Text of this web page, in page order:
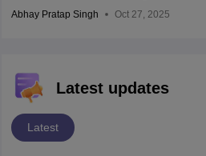
Abhay Pratap Singh Oct 27, 2025
Latest updates
Latest